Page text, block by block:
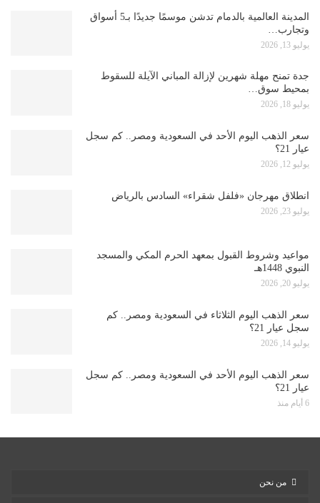
المدينة العالمية بالدمام تدشن موسمًا جديدًا بـ5 أسواق
وتجارب…
يوليو 13, 2026
جدة تمنح مهلة شهرين لإزالة المباني الآيلة للسقوط
بمحيط سوق…
يوليو 18, 2026
سعر الذهب اليوم الأحد في السعودية ومصر.. كم سجل
عيار 21؟
يوليو 12, 2026
انطلاق مهرجان «فلفل شقراء» السادس بالرياض
يوليو 23, 2026
مواعيد وشروط القبول بمعهد الحرم المكي والمسجد
النبوي 1448هـ
يوليو 20, 2026
سعر الذهب اليوم الثلاثاء في السعودية ومصر.. كم
سجل عيار 21؟
يوليو 14, 2026
سعر الذهب اليوم الأحد في السعودية ومصر.. كم سجل
عيار 21؟
6 أيام منذ
من نحن